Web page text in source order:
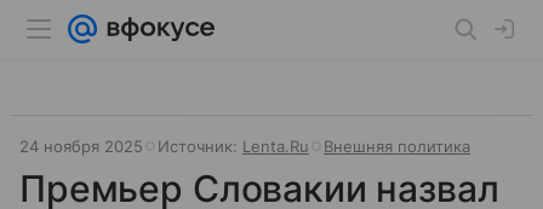
24 ноября 2025 Источник: Lenta.Ru Внешняя политика
Премьер Словакии назвал